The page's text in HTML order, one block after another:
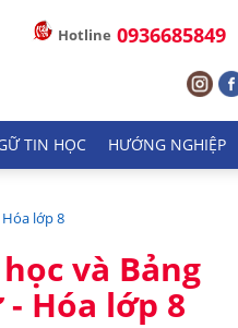
Hotline 0936685849
TIN HỌC HƯỚNG NGHIỆP
lớp 8
và Bảng
Hóa lớp 8